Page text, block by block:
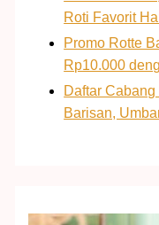
Roti Favorit
Promo Rotte
Rp10.000
Daftar
Barisan,